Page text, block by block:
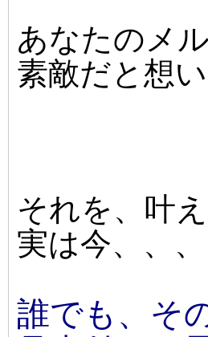
あなたのメ
素敵だと想
それを、叶
実は今、、、
誰でも、そ